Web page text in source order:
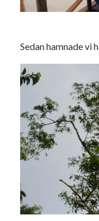
Sedan hamnade vi